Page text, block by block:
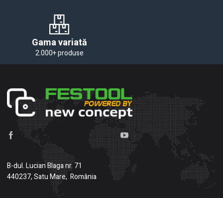
Gama variată
2.000+ produse
B-dul. Lucian Blaga nr. 71
440237, Satu Mare, România